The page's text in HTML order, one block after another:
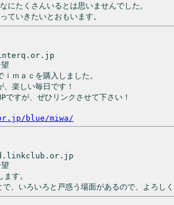
にたくさんいるとは思いませんでした。
ｍａｃを購入しました。
、楽しい毎日です！
ですが、ぜひリンクさせて下さい！
blue/miwa/
す。